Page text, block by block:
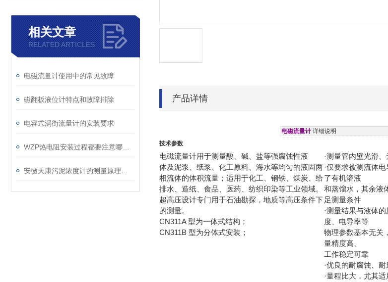
相关文章
RELATED ARTICLES
电磁流量计使用中的常见故障
磁翻板液位计特点和故障排除
电容式涡街流量计的安装要求
产品详情
电磁流量计 详细说明
技术参数
电磁流量计用于测量酸、碱、盐等强腐蚀性液
体及泥浆、纸浆、化工原料、海水等均匀的液固两
相流体的体积流量；适用于化工、钢铁、煤炭、给
排水、造纸、食品、医药、纺织印染等工业领域。
超高压设计专门用于石油勘探，地质等高压条件下
的测量。
CN311A 型为一体式结构；
CN311B 型为分体式安装；
·测量管内壁光滑
·仅要求被测流体
了有机溶液
和蒸馏水，其余液
足测量条件
·测量结果与液体
度、电导率等
物理参数基本无关
量精度高、
工作稳定可靠
·优良的耐腐蚀、
·量程比大，尤其